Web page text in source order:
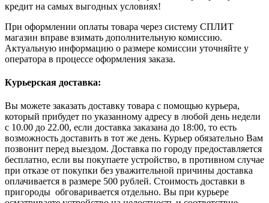
кредит на самых выгодных условиях!
При оформлении оплаты товара через систему СПЛИТ
магазин вправе взимать дополнительную комиссию.
Актуальную информацию о размере комиссии уточняйте у
оператора в процессе оформления заказа.
Курьерская доставка:
Вы можете заказать доставку товара с помощью курьера,
который прибудет по указанному адресу в любой день недели
с 10.00 до 22.00, если доставка заказана до 18:00, то есть
возможность доставить в тот же день. Курьер обязательно Вам
позвонит перед выездом. Доставка по городу предоставляется
бесплатно, если вы покупаете устройство, в противном случае
при отказе от покупки без уважительной причины доставка
оплачивается в размере 500 рублей. Стоимость доставки в
пригороды обговаривается отдельно. Вы при курьере